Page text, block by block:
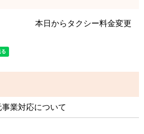
本日からタクシー料金変更
業対応について